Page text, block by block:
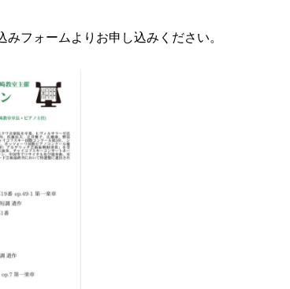
フォームよりお申し込みください。